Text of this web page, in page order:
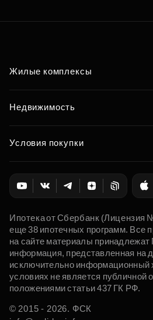
Жилые комплексы
Недвижимость
Условия покупки
Ипотека от Сбербанк (Лицензия
еще 38 ипотечных программ. Все
на сайте материалы
информация, представленная на
исключительно информационный
условиях не является публичной
положениями статьи 437 ГК РФ.
© 2015 - 2026. ФСК